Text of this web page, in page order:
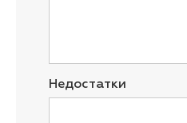
Недостатки